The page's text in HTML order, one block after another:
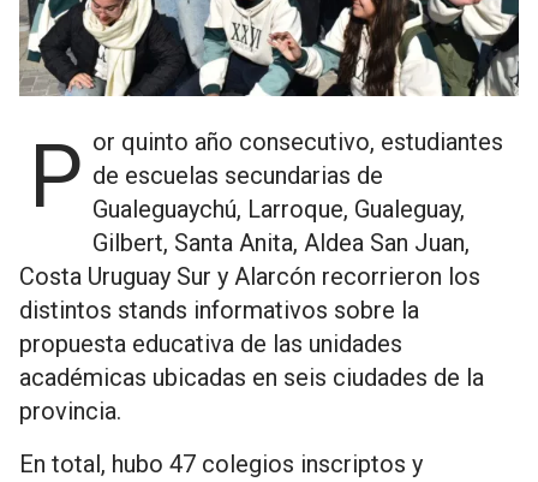
Por quinto año consecutivo, estudiantes de escuelas secundarias de
Gualeguaychú, Larroque, Gualeguay,
Gilbert, Santa Anita, Aldea San Juan,
Costa Uruguay Sur y Alarcón recorrieron los
distintos stands informativos sobre la
propuesta educativa de las unidades
académicas ubicadas en seis ciudades de la
provincia.
En total, hubo 47 colegios inscriptos y